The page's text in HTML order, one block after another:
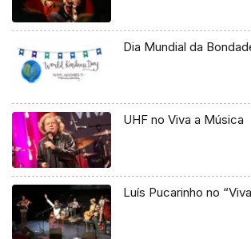
Dia Mundial da
UHF no Viva a Música
Luís Pucarinho no